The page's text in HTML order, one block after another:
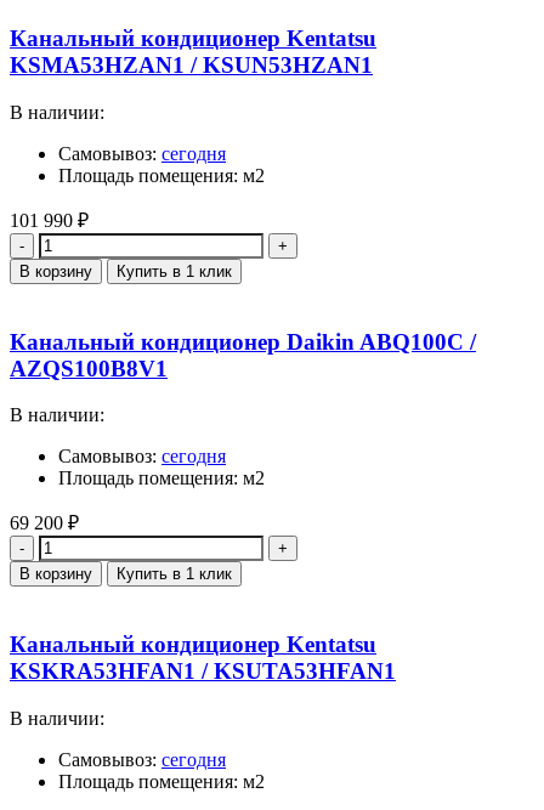
Канальный кондиционер Kentatsu
KSMA53HZAN1 / KSUN53HZAN1
В наличии:
Самовывоз: сегодня
Площадь помещения: м2
101 990 ₽
Количество
В корзину Купить в 1 клик
Канальный кондиционер Daikin ABQ100C /
AZQS100B8V1
В наличии:
Самовывоз: сегодня
Площадь помещения: м2
69 200 ₽
Количество
В корзину Купить в 1 клик
Канальный кондиционер Kentatsu
KSKRA53HFAN1 / KSUTA53HFAN1
В наличии:
Самовывоз: сегодня
Площадь помещения: м2